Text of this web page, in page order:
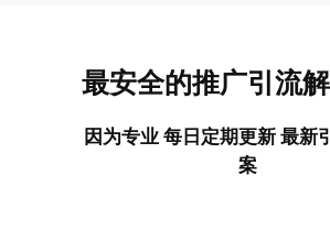
最安全的推广引流
因为专业 每日定期更新 最新
案